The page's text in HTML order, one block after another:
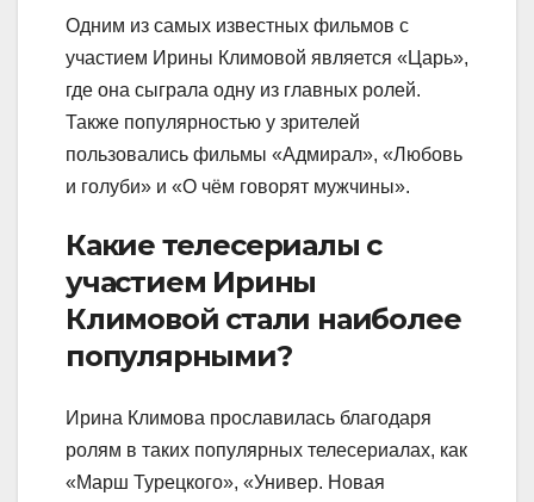
Одним из самых известных фильмов с
участием Ирины Климовой является «Царь»,
где она сыграла одну из главных ролей.
Также популярностью у зрителей
пользовались фильмы «Адмирал», «Любовь
и голуби» и «О чём говорят мужчины».
Какие телесериалы с
участием Ирины
Климовой стали наиболее
популярными?
Ирина Климова прославилась благодаря
ролям в таких популярных телесериалах, как
«Марш Турецкого», «Универ. Новая